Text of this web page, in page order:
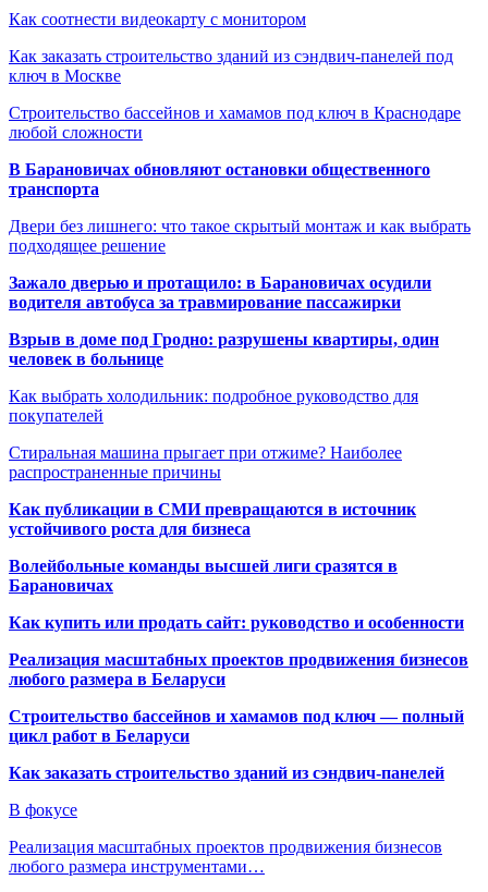
Как соотнести видеокарту с монитором
Как заказать строительство зданий из сэндвич-панелей под
ключ в Москве
Строительство бассейнов и хамамов под ключ в Краснодаре
любой сложности
В Барановичах обновляют остановки общественного
транспорта
Двери без лишнего: что такое скрытый монтаж и как выбрать
подходящее решение
Зажало дверью и протащило: в Барановичах осудили
водителя автобуса за травмирование пассажирки
Взрыв в доме под Гродно: разрушены квартиры, один
человек в больнице
Как выбрать холодильник: подробное руководство для
покупателей
Стиральная машина прыгает при отжиме? Наиболее
распространенные причины
Как публикации в СМИ превращаются в источник
устойчивого роста для бизнеса
Волейбольные команды высшей лиги сразятся в
Барановичах
Как купить или продать сайт: руководство и особенности
Реализация масштабных проектов продвижения бизнесов
любого размера в Беларуси
Строительство бассейнов и хамамов под ключ — полный
цикл работ в Беларуси
Как заказать строительство зданий из сэндвич-панелей
В фокусе
Реализация масштабных проектов продвижения бизнесов
любого размера инструментами…